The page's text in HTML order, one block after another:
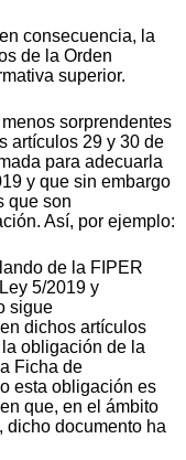
consecuencia, la
de la Orden
superior.
sorprendentes
artículos 29 y 30 de
para adecuarla
y que sin embargo
que son
Así, por ejemplo:
de la FIPER
5/2019 y
sigue
dichos artículos
obligación de la
Ficha de
esta obligación es
que, en el ámbito
dicho documento ha